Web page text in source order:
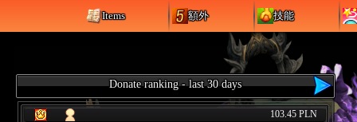
Items 額外 技能
Donate ranking - last 30 days
103.45 PLN